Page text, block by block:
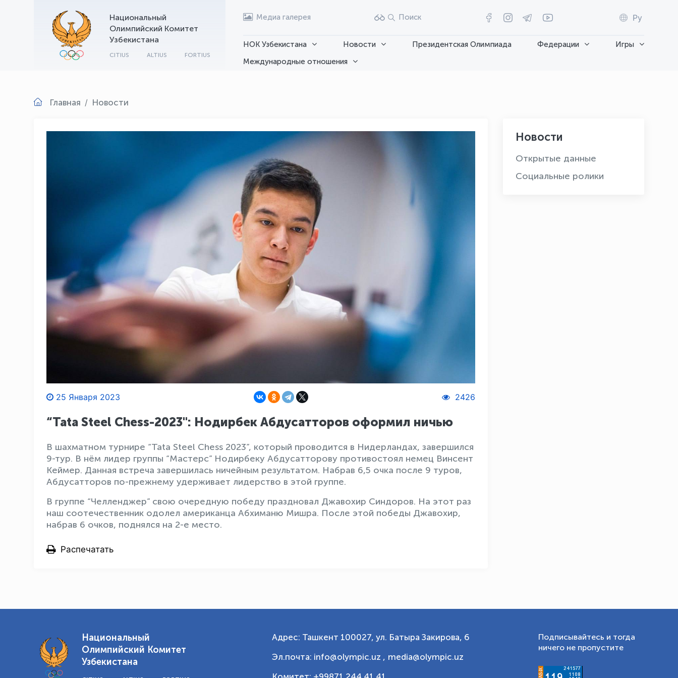
Национальный
Олимпийский Комитет
Узбекистана
CITIUS ALTIUS FORTIUS
Медиа галерея Поиск Ру
НОК Узбекистана Новости Президентская Олимпиада Федерации
Игры
Международные отношения
Главная Новости
25 Января 2023 2426
“Tata Steel Chess-2023": Нодирбек Абдусатторов оформил ничью
В шахматном турнире “Tata Steel Chess 2023”, который проводится в Нидерландах, завершился
9-тур. В нём лидер группы “Мастерс” Нодирбеку Абдусатторову противостоял немец Винсент
Кеймер. Данная встреча завершилась ничейным результатом. Набрав 6,5 очка после 9 туров,
Абдусатторов по-прежнему удерживает лидерство в этой группе.
В группе “Челленджер” свою очередную победу праздновал Джавoхир Синдоров. На этот раз
наш соотечественник одолел американца Абхиманю Мишра. После этой победы Джавохир,
набрав 6 очков, поднялся на 2-е место.
Распечатать
Новости
Открытые данные
Социальные ролики
Национальный
Олимпийский Комитет
Узбекистана
Адрес: Ташкент 100027, ул. Батыра Закирова, 6
Эл.почта: info@olympic.uz , media@olympic.uz
Подписывайтесь и тогда
ничего не пропустите